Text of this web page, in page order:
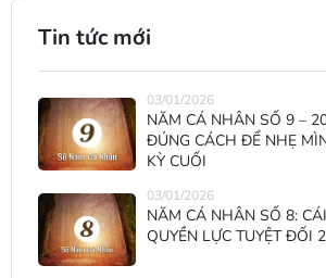
Tin tức mới
03/01/2026
NĂM CÁ NHÂN SỐ 9 –
ĐÚNG CÁCH ĐỂ NHẸ
KỲ CUỐI
03/01/2026
NĂM CÁ NHÂN SỐ 8:
QUYỀN LỰC TUYỆT ĐỐI